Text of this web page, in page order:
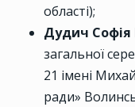
області);
Дудич Софія
загальної
21 імені
ради»